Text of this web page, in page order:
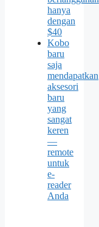
hanya
dengan
$40
Kobo
baru
saja
mendapatkan
aksesori
baru
yang
sangat
keren
—
remote
untuk
e-
reader
Anda